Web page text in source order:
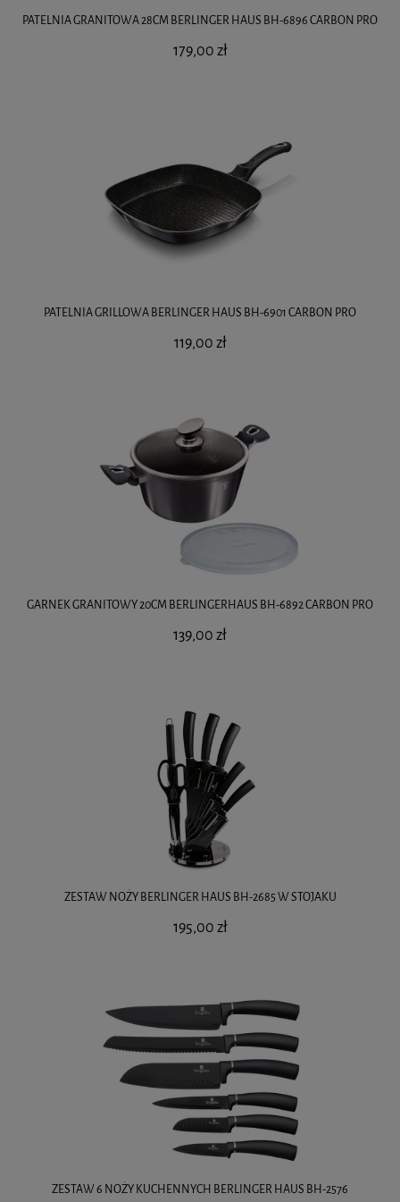
PATELNIA GRANITOWA 28CM BERLINGER HAUS BH-6896 CARBON PRO
179,00 zł
PATELNIA GRILLOWA BERLINGER HAUS BH-6901 CARBON PRO
119,00 zł
GARNEK GRANITOWY 20CM BERLINGERHAUS BH-6892 CARBON PRO
139,00 zł
ZESTAW NOŻY BERLINGER HAUS BH-2685 W STOJAKU
195,00 zł
ZESTAW 6 NOŻY KUCHENNYCH BERLINGER HAUS BH-2576